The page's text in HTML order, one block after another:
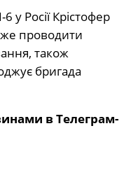
у Росії Крістофер
проводити
також
бригада
в Телеграм-